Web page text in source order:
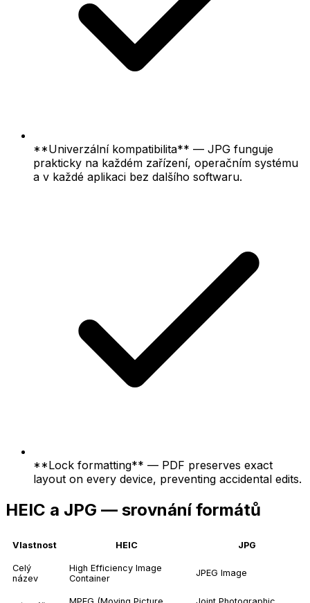
**Univerzální kompatibilita** — JPG funguje
prakticky na každém zařízení, operačním systému
a v každé aplikaci bez dalšího softwaru.
**Lock formatting** — PDF preserves exact
layout on every device, preventing accidental edits.
HEIC a JPG — srovnání formátů
Vlastnost HEIC JPG
Celý
název
High Efficiency Image
Container
JPEG Image